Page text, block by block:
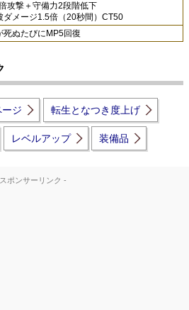
攻撃＋守備力2段階低下
ダメージ1.5倍（20秒間）CT50
死ぬたびにMP5回復
ジ 転生となつき度上げ
レベルアップ 装備品
ポンサーリンク -